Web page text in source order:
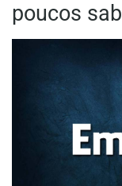
poucos